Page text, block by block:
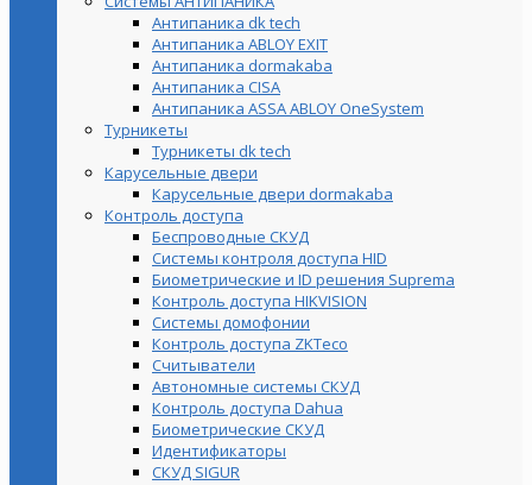
Антипаника dk tech
Антипаника ABLOY EXIT
Антипаника dormakaba
Антипаника СISA
Антипаника ASSA ABLOY OneSystem
Турникеты
Турникеты dk tech
Карусельные двери
Карусельные двери dormakaba
Контроль доступа
Беспроводные СКУД
Системы контроля доступа HID
Биометрические и ID решения Suprema
Контроль доступа HIKVISION
Системы домофонии
Контроль доступа ZKTeco
Считыватели
Автономные системы СКУД
Контроль доступа Dahua
Биометрические СКУД
Идентификаторы
СКУД SIGUR